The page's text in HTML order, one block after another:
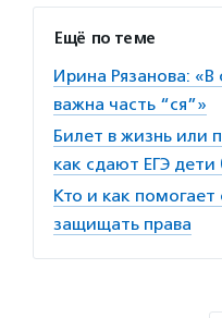
Ещё по теме
Ирина Рязанова: «В
важна часть “ся”»
Билет в жизнь или
как сдают ЕГЭ
Кто и как
защищать права